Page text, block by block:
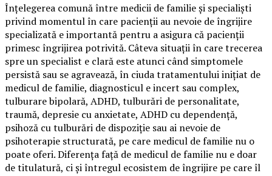
Înțelegerea comună între medicii de familie și specialiști
privind momentul în care pacienții au nevoie de îngrijire
specializată e importantă pentru a asigura că pacienții
primesc îngrijirea potrivită. Câteva situații în care trecerea
spre un specialist e clară este atunci când simptomele
persistă sau se agravează, în ciuda tratamentului inițiat de
medicul de familie, diagnosticul e incert sau complex,
tulburare bipolară, ADHD, tulburări de personalitate,
traumă, depresie cu anxietate, ADHD cu dependență,
psihoză cu tulburări de dispoziție sau ai nevoie de
psihoterapie structurată, pe care medicul de familie nu o
poate oferi. Diferența față de medicul de familie nu e doar
de titulatură, ci și întregul ecosistem de îngrijire pe care îl